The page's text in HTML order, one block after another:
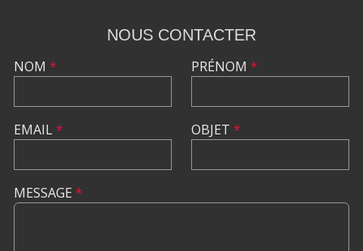
NOUS CONTACTER
NOM *
EMAIL*
PRÉNOM *
OBJET *
MESSAGE *